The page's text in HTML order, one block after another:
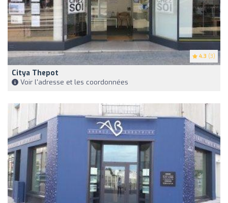
4.3 (3)
Citya Thepot
Voir l'adresse et les coordonnées